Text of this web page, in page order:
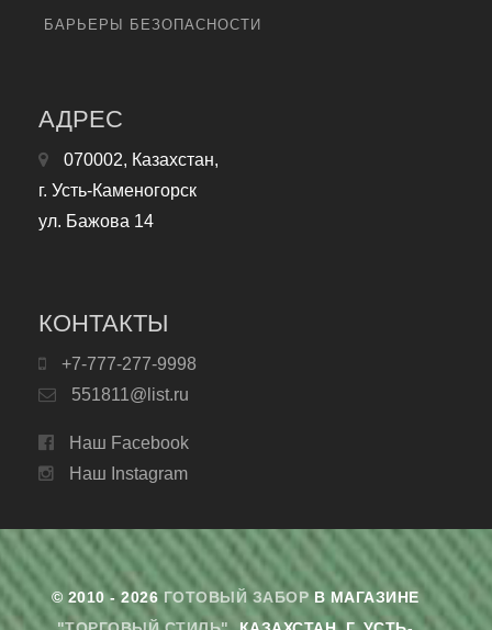
БАРЬЕРЫ БЕЗОПАСНОСТИ
АДРЕС
070002, Казахстан,
г. Усть-Каменогорск
ул. Бажова 14
КОНТАКТЫ
+7-777-277-9998
551811@list.ru
Наш Facebook
Наш Instagram
© 2010 - 2026 ГОТОВЫЙ ЗАБОРВ МАГАЗИНЕ